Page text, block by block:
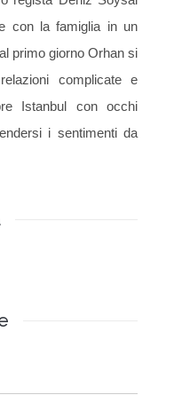
con la famiglia in un
primo giorno Orhan si
complicate e
Istanbul con occhi
i sentimenti da